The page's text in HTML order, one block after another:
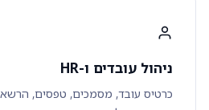
ניהול עובדים ו-HR
כרטיס עובד, מסמכים, טפסים,